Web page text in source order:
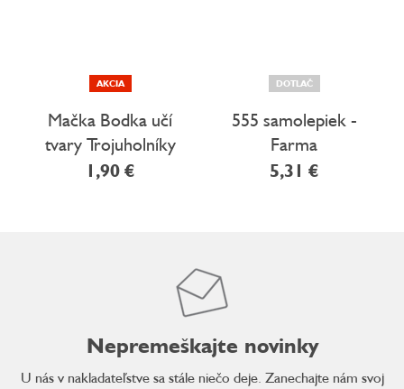
AKCIA
Mačka Bodka učí
tvary Trojuholníky
so samolepkami
1,90 €
DOTLAČ
555 samolepiek -
Farma
5,31 €
Nepremeškajte novinky
U nás v nakladateľstve sa stále niečo deje. Zanechajte nám svoj